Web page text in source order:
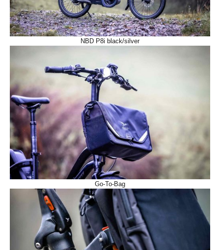
NBD P8i black/silver
Go-To-Bag